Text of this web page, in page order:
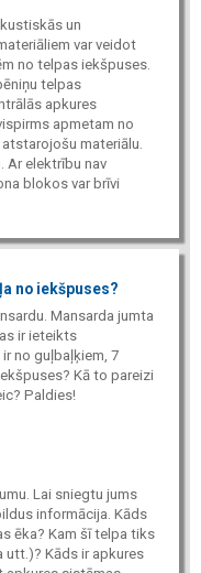
un
var veidot
no telpas iekšpuses.
telpas
apkures
apmetam no
materiālu.
Ar elektrību nav
blokos var brīvi
no iekšpuses?
Mansarda jumta
ir ieteikts
no guļbaļķiem, 7
Kā to pareizi
Paldies!
Lai sniegtu jums
informācija. Kāds
ēka? Kam šī telpa tiks
Kāds ir apkures